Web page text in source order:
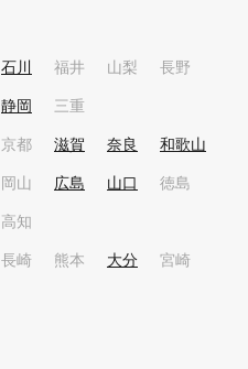
石川 福井 山梨 長野
静岡 三重
京都 滋賀 奈良 和歌山
岡山 広島 山口 徳島
高知
長崎 熊本 大分 宮崎